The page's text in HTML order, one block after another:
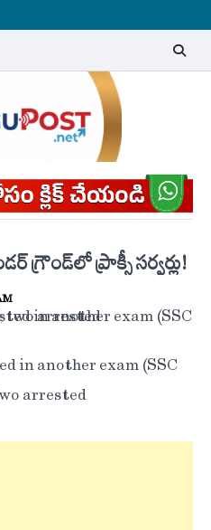
గ్రౌండ్‌లో ప్రాక్సీ సర్వర్లు!
in another exam (SSC-
arrested